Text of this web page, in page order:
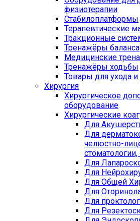
физиотерапии
Стабилоплатформы
Терапевтические
Тракционные
Тренажёры баланса
Медицинские
Тренажёры ходьбы
Товары для ухода
Хирургия
Хирургическое
оборудование
Хирургические
Для
Для
челюстно-
Для
Для
Для Общей
Для
Для
Для